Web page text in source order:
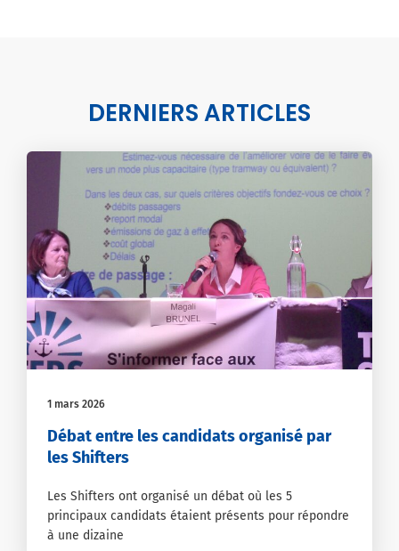
DERNIERS ARTICLES
1 mars 2026
Débat entre les candidats organisé par
les Shifters
Les Shifters ont organisé un débat où les 5
principaux candidats étaient présents pour répondre
à une dizaine